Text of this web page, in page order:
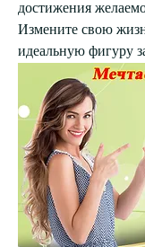
достижения
Измените свою
идеальную фигуру